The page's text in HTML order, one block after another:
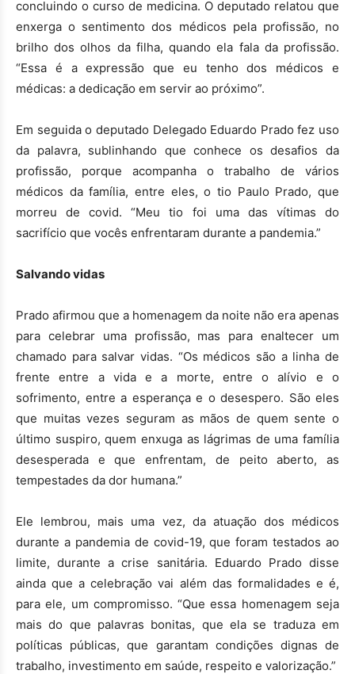
concluindo o curso de medicina. O deputado relatou que
enxerga o sentimento dos médicos pela profissão, no
brilho dos olhos da filha, quando ela fala da profissão.
“Essa é a expressão que eu tenho dos médicos e
médicas: a dedicação em servir ao próximo”.
Em seguida o deputado Delegado Eduardo Prado fez uso
da palavra, sublinhando que conhece os desafios da
profissão, porque acompanha o trabalho de vários
médicos da família, entre eles, o tio Paulo Prado, que
morreu de covid. “Meu tio foi uma das vítimas do
sacrifício que vocês enfrentaram durante a pandemia.”
Salvando vidas
Prado afirmou que a homenagem da noite não era apenas
para celebrar uma profissão, mas para enaltecer um
chamado para salvar vidas. “Os médicos são a linha de
frente entre a vida e a morte, entre o alívio e o
sofrimento, entre a esperança e o desespero. São eles
que muitas vezes seguram as mãos de quem sente o
último suspiro, quem enxuga as lágrimas de uma família
desesperada e que enfrentam, de peito aberto, as
tempestades da dor humana.”
Ele lembrou, mais uma vez, da atuação dos médicos
durante a pandemia de covid-19, que foram testados ao
limite, durante a crise sanitária. Eduardo Prado disse
ainda que a celebração vai além das formalidades e é,
para ele, um compromisso. “Que essa homenagem seja
mais do que palavras bonitas, que ela se traduza em
políticas públicas, que garantam condições dignas de
trabalho, investimento em saúde, respeito e valorização.”